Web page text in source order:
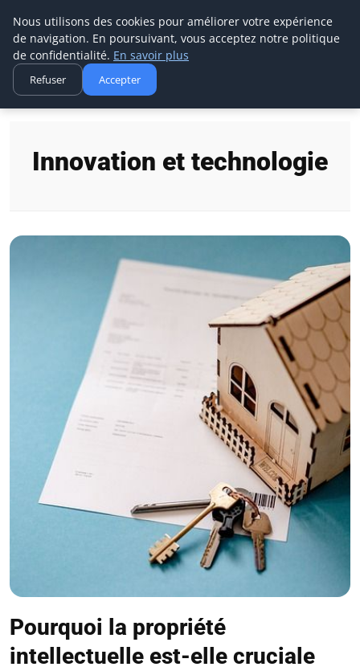
Ms Events Europe
Accueil Innovation et technologie
Innovation et technologie
Pourquoi la propriété
intellectuelle est-elle cruciale
Nous utilisons des cookies pour améliorer votre expérience
de navigation. En poursuivant, vous acceptez notre politique
de confidentialité. En savoir plus
Refuser Accepter